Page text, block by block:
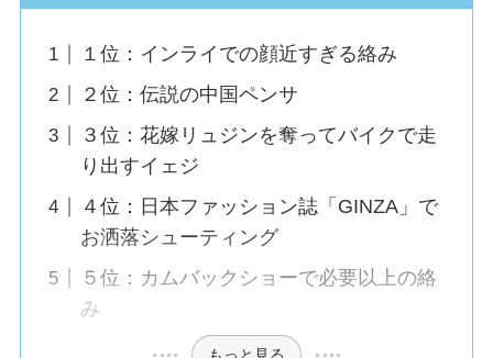
１位：インライでの顔近すぎる絡み
２位：伝説の中国ペンサ
３位：花嫁リュジンを奪ってバイクで走
り出すイェジ
４位：日本ファッション誌「GINZA」で
お洒落シューティング
５位：カムバックショーで必要以上の絡
み
もっと見る